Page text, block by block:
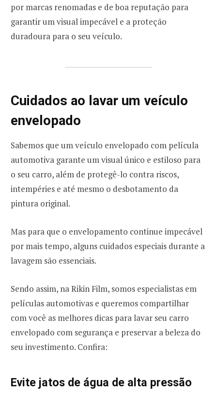
por marcas renomadas e de boa reputação para
garantir um visual impecável e a proteção
duradoura para o seu veículo.
Cuidados ao lavar um veículo
envelopado
Sabemos que um veículo envelopado com película
automotiva garante um visual único e estiloso para
o seu carro, além de protegê-lo contra riscos,
intempéries e até mesmo o desbotamento da
pintura original.
Mas para que o envelopamento continue impecável
por mais tempo, alguns cuidados especiais durante a
lavagem são essenciais.
Sendo assim, na Rikin Film, somos especialistas em
películas automotivas e queremos compartilhar
com você as melhores dicas para lavar seu carro
envelopado com segurança e preservar a beleza do
seu investimento. Confira:
Evite jatos de água de alta pressão